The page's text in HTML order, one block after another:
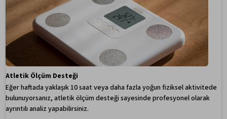
Atletik Ölçüm Desteği
Eğer haftada yaklaşık 10 saat veya daha fazla yoğun fiziksel aktivitede
bulunuyorsanız, atletik ölçüm desteği sayesinde profesyonel olarak
ayrıntılı analiz yapabilirsiniz.